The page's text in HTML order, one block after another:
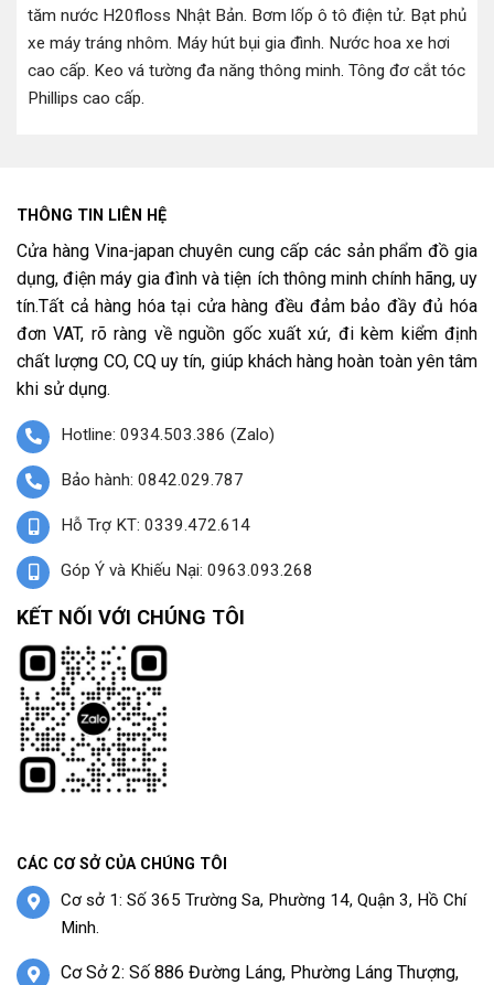
tăm nước H20floss Nhật Bản. Bơm lốp ô tô điện tử. Bạt phủ
xe máy tráng nhôm. Máy hút bụi gia đình. Nước hoa xe hơi
cao cấp. Keo vá tường đa năng thông minh. Tông đơ cắt tóc
Phillips cao cấp.
THÔNG TIN LIÊN HỆ
Cửa hàng Vina-japan chuyên cung cấp các sản phẩm đồ gia
dụng, điện máy gia đình và tiện ích thông minh chính hãng, uy
tín.Tất cả hàng hóa tại cửa hàng đều đảm bảo đầy đủ hóa
đơn VAT, rõ ràng về nguồn gốc xuất xứ, đi kèm kiểm định
chất lượng CO, CQ uy tín, giúp khách hàng hoàn toàn yên tâm
khi sử dụng.
Hotline: 0934.503.386 (Zalo)
Bảo hành: 0842.029.787
Hỗ Trợ KT: 0339.472.614
Góp Ý và Khiếu Nại: 0963.093.268
KẾT NỐI VỚI CHÚNG TÔI
CÁC CƠ SỞ CỦA CHÚNG TÔI
Cơ sở 1: Số 365 Trường Sa, Phường 14, Quận 3, Hồ Chí
Minh.
Cơ Sở 2: Số 886 Đường Láng, Phường Láng Thượng,